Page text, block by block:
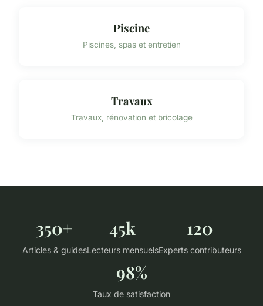
Piscine
Piscines, spas et entretien
Travaux
Travaux, rénovation et bricolage
350+
Articles & guides
45k
Lecteurs mensuels
120
Experts contributeurs
98%
Taux de satisfaction